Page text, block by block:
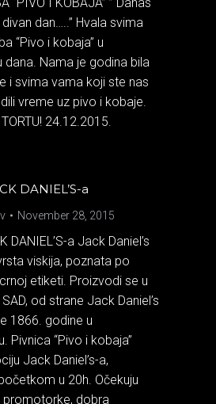
dan…..” Hvala svima
“Pivo i kobaja” u
dana. Nama je godina bila
i svima vama koji ste nas
vreme uz pivo i kobaje.
24.12.2015.
DANIEL’S-a
November 28, 2015
DANIEL’S-a Jack Daniel’s
viskija, poznata po
etiketi. Proizvodi se u
od strane Jack Daniel’s
1866. godine u
Pivnica “Pivo i kobaja”
Jack Daniel’s-a,
u 20h. Očekuju
promotorke, dobra